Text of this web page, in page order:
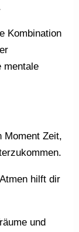
Kombination
mentale
Moment Zeit,
hilft dir
und